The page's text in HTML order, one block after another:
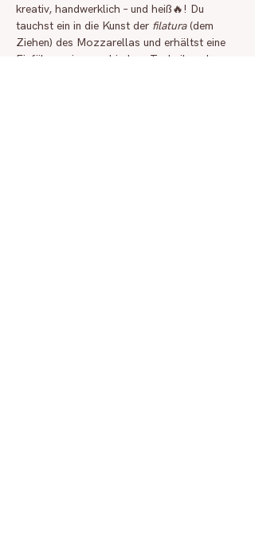
kreativ, handwerklich – und heiß🔥! Du
tauchst ein in die Kunst der filatura (dem
Ziehen) des Mozzarellas und erhältst eine
Einführung in verschiedene Techniken der